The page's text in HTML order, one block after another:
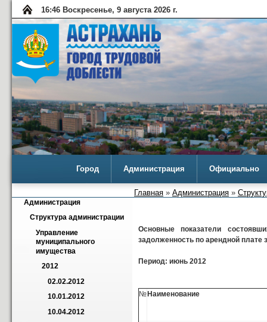
16:46 Воскресенье, 9 августа 2026 г.
Город Администрация Официально
Главная » Администрация »
Администрация
Структура администрации
Управление
муниципального
имущества
2012
02.02.2012
10.01.2012
10.04.2012
Основные показатели
задолженность по арендной плате
Период: июнь 2012
№ Наименование